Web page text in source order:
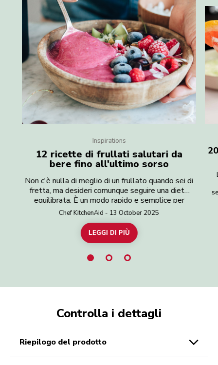
Inspirations
12 ricette di frullati salutari da
bere fino all'ultimo sorso
Non c'è nulla di meglio di un frullato quando sei di
fretta, ma desideri comunque seguire una dieta
equilibrata. È un modo rapido e semplice per
integrare frutta e verdura nella tua
perfetto per iniziare al meglio la giornata o
riprenderti da un allenamento? O forse vuoi
tiri su? Con questi suggerimenti utili e le nostre
al tuo frullatore KitchenAid che velocizzerà il
un frullato ricco di vitamine.
Chef KitchenAid - 13 October 2025
LEGGI DI PIÙ
Controlla i dettagli
riepilogo del prodotto